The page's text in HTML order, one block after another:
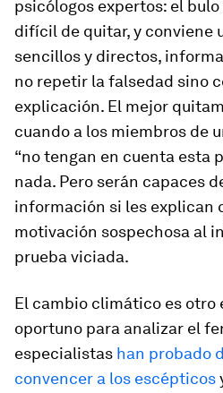
psicólogos expertos: el
difícil de quitar, y conviene
sencillos y directos,
no repetir la falsedad sino
explicación. El mejor
cuando a los miembros de
“no tengan en cuenta esta
nada. Pero serán capaces
información si les explican
motivación sospechosa al
prueba viciada.
El cambio climático es
oportuno para analizar el
especialistas han probado
convencer a los escépticos